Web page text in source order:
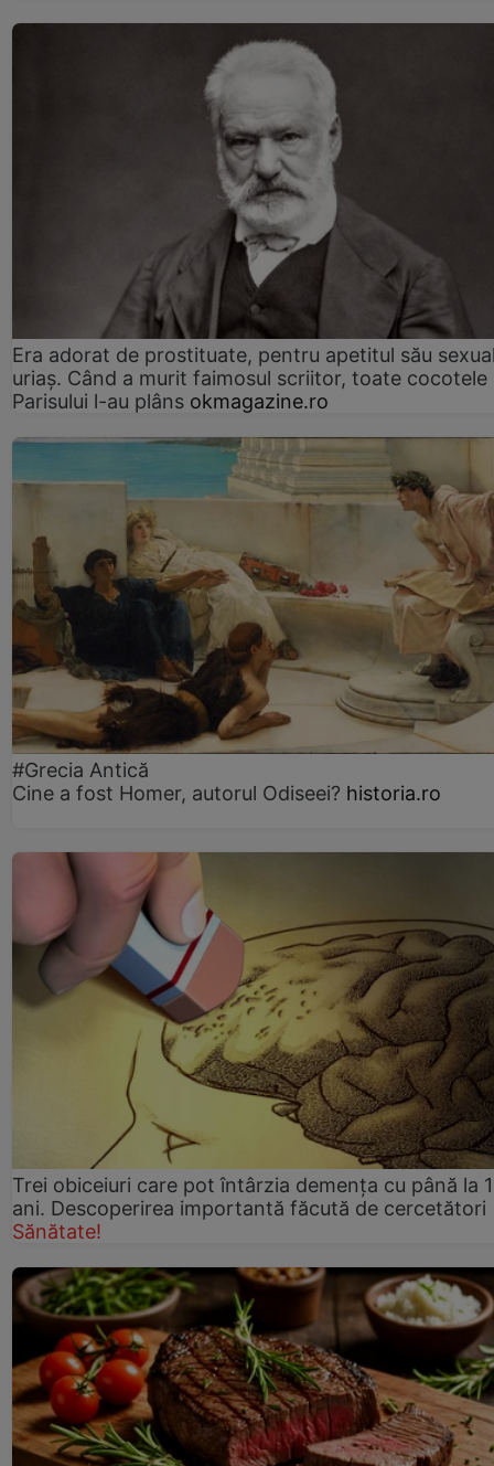
Era adorat de prostituate, pentru apetitul său
uriaș. Când a murit faimosul scriitor, toate cocotele
Parisului l-au plâns okmagazine.ro
#Grecia Antică
Cine a fost Homer, autorul Odiseei? historia.ro
Trei obiceiuri care pot întârzia demența cu până la
ani. Descoperirea importantă făcută de cercetători
Sănătate!